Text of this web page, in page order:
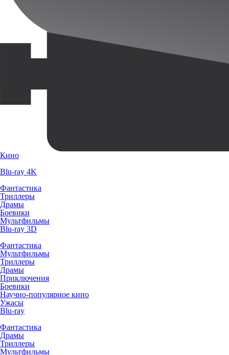
Кино
Blu-ray 4K
Фантастика
Триллеры
Драмы
Боевики
Мультфильмы
Blu-ray 3D
Фантастика
Мультфильмы
Триллеры
Драмы
Приключения
Боевики
Научно-популярное кино
Ужасы
Blu-ray
Фантастика
Драмы
Триллеры
Мультфильмы